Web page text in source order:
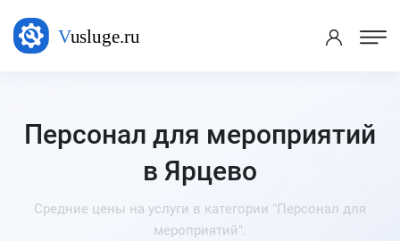
Персонал для мероприятий
в Ярцево
Средние цены на услуги в категории "Персонал для
мероприятий".